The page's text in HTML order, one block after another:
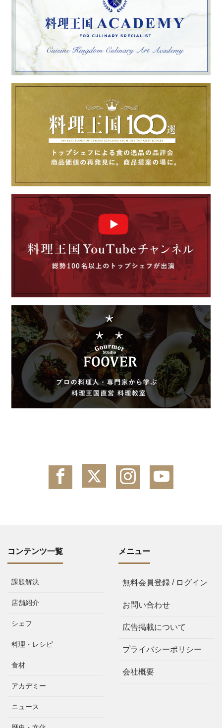
コンテンツ一覧
課題解決
店舗紹介
シェフ
料理・レシピ
食材
アカデミー
ニュース
メニュー
無料会員登録 / ログイン
お問い合わせ
広告掲載について
プライバシーポリシー
会社概要